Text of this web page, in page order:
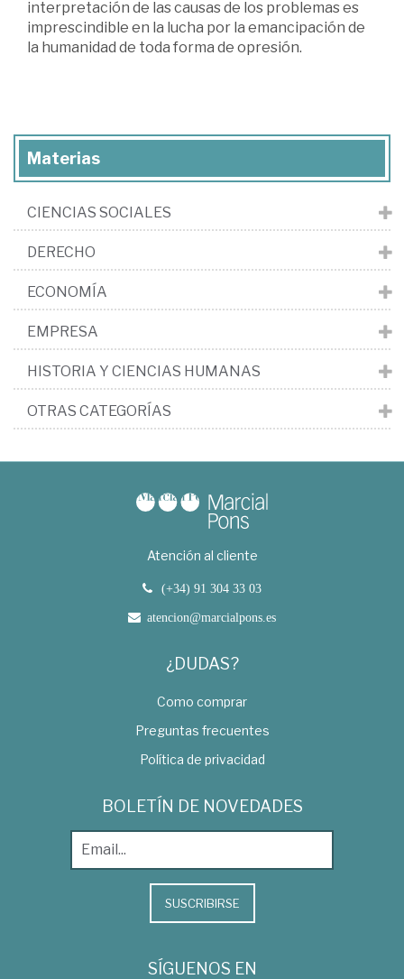
interpretación de las causas de los problemas es
imprescindible en la lucha por la emancipación de
la humanidad de toda forma de opresión.
Materias
CIENCIAS SOCIALES
DERECHO
ECONOMÍA
EMPRESA
HISTORIA Y CIENCIAS HUMANAS
OTRAS CATEGORÍAS
Atención al cliente
(+34) 91 304 33 03
atencion@marcialpons.es
¿DUDAS?
Como comprar
Preguntas frecuentes
Política de privacidad
BOLETÍN DE NOVEDADES
SUSCRIBIRSE
SÍGUENOS EN